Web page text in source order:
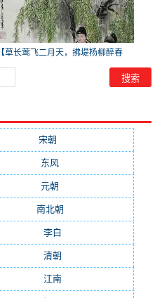
【草长莺飞二月天，拂堤杨柳醉春
宋朝
东风
元朝
南北朝
李白
清朝
江南(805)